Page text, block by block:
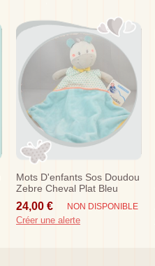
Mots D'enfants Sos Doudou
Zebre Cheval Plat Bleu
Triangle Vert
24,00 € NON DISPONIBLE
Créer une alerte